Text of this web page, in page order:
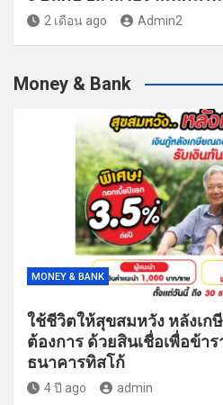
2 เดือน ago Admin2
Money & Bank
MONEY & BANK
ใช้ชีวิตให้สุขสมหวัง หลังเ
ต้องการ ด้วยสินเชื่อเพื่อข้า
ธนาคารทิสโก้
4 ปี ago admin